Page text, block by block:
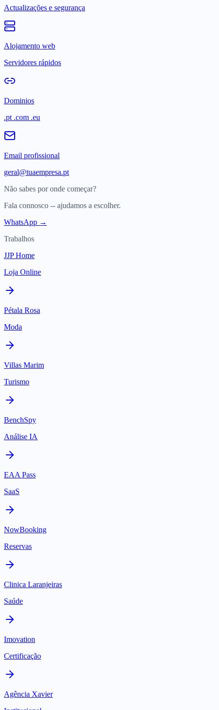
Actualizações e segurança
Alojamento web
Servidores rápidos
Dominios
.pt .com .eu
Email profissional
geral@tuaempresa.pt
Não sabes por onde começar?
Fala connosco -- ajudamos a escolher.
WhatsApp →
Trabalhos
JJP Home
Loja Online
Pétala Rosa
Moda
Villas Marim
Turismo
BenchSpy
Análise IA
EAA Pass
SaaS
NowBooking
Reservas
Clinica Laranjeiras
Saúde
Imovation
Certificação
Agência Xavier